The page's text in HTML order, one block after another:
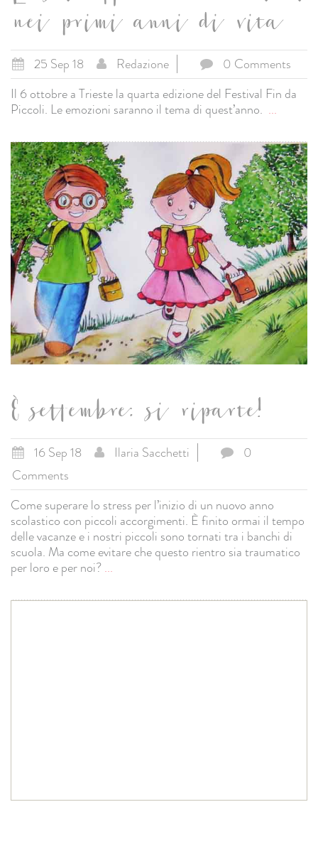
nei primi anni di vita
25 Sep 18 Redazione
0 Comments
Il 6 ottobre a Trieste la quarta edizione del Festival Fin da
Piccoli. Le emozioni saranno il tema di quest’anno. ...
È settembre: si riparte!
16 Sep 18 Ilaria Sacchetti
0
Comments
Come superare lo stress per l’inizio di un nuovo anno
scolastico con piccoli accorgimenti. È finito ormai il tempo
delle vacanze e i nostri piccoli sono tornati tra i banchi di
scuola. Ma come evitare che questo rientro sia traumatico
per loro e per noi?...